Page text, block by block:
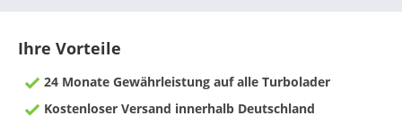
Ihre Vorteile
24 Monate Gewährleistung auf alle Turbolader
Kostenloser Versand innerhalb Deutschland